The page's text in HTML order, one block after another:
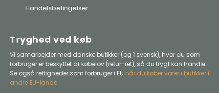
Handelsbetingelser
Tryghed ved køb
Vi samarbejder med danske butikker (og 1 svensk), hvor du som
forbruger er beskyttet af købelov (retur-ret), så du trygt kan handle.
Se også rettigheder som forbruger i EU når du køber varer i butikker i
andre EU-lande